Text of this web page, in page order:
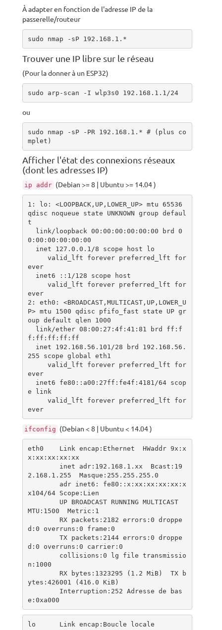
À adapter en fonction de l'adresse IP de la
passerelle/routeur
sudo nmap -sP 192.168.1.*
Trouver une IP libre sur le réseau
(Pour la donner à un ESP32)
sudo arp-scan -I wlp3s0 192.168.1.1/24
ou
sudo nmap -sP -PR 192.168.1.* # (plus co
mplet)
Afficher l'état des connexions réseaux
(dont les adresses IP)
ip addr (Debian >= 8 | Ubuntu >= 14.04 )
1: lo: <LOOPBACK,UP,LOWER_UP> mtu 65536
qdisc noqueue state UNKNOWN group defaul
t
0:00:00:00:00:00
ever
ever
2: eth0: <BROADCAST,MULTICAST,UP,LOWER_U
P> mtu 1500 qdisc pfifo_fast state UP gr
oup default qlen 1000
f:ff:ff:ff:ff
255 scope global eth1
ever
e link
ever
ifconfig (Debian < 8 | Ubuntu < 14.04 )
eth0    Link encap:Ethernet  HWaddr 9x:x
x:xx:xx:xx:xx
2.168.1.255  Masque:255.255.255.0
x104/64 Scope:Lien
MTU:1500  Metric:1
d:0 overruns:0 frame:0
d:0 overruns:0 carrier:0
n:1000
ytes:426001 (416.0 KiB)
e:0xa000
lo      Link encap:Boucle locale